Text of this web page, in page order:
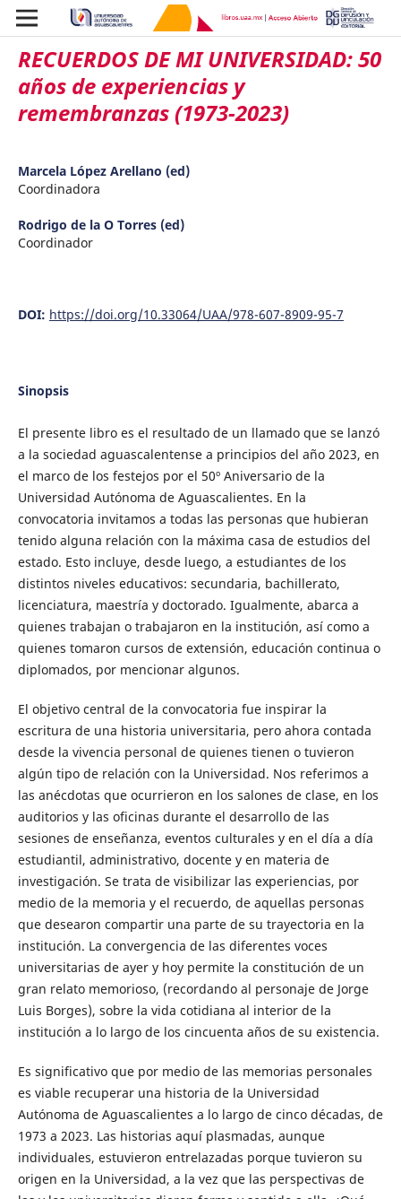
RECUERDOS DE MI UNIVERSIDAD: 50
años de experiencias y
remembranzas (1973-2023)
Marcela López Arellano (ed)
Coordinadora
Rodrigo de la O Torres (ed)
Coordinador
DOI: https://doi.org/10.33064/UAA/978-607-8909-95-7
Sinopsis
El presente libro es el resultado de un llamado que se lanzó
a la sociedad aguascalentense a principios del año 2023, en
el marco de los festejos por el 50º Aniversario de la
Universidad Autónoma de Aguascalientes. En la
convocatoria invitamos a todas las personas que hubieran
tenido alguna relación con la máxima casa de estudios del
estado. Esto incluye, desde luego, a estudiantes de los
distintos niveles educativos: secundaria, bachillerato,
licenciatura, maestría y doctorado. Igualmente, abarca a
quienes trabajan o trabajaron en la institución, así como a
quienes tomaron cursos de extensión, educación continua o
diplomados, por mencionar algunos.
El objetivo central de la convocatoria fue inspirar la
escritura de una historia universitaria, pero ahora contada
desde la vivencia personal de quienes tienen o tuvieron
algún tipo de relación con la Universidad. Nos referimos a
las anécdotas que ocurrieron en los salones de clase, en los
auditorios y las oficinas durante el desarrollo de las
sesiones de enseñanza, eventos culturales y en el día a día
estudiantil, administrativo, docente y en materia de
investigación. Se trata de visibilizar las experiencias, por
medio de la memoria y el recuerdo, de aquellas personas
que desearon compartir una parte de su trayectoria en la
institución. La convergencia de las diferentes voces
universitarias de ayer y hoy permite la constitución de un
gran relato memorioso, (recordando al personaje de Jorge
Luis Borges), sobre la vida cotidiana al interior de la
institución a lo largo de los cincuenta años de su existencia.
Es significativo que por medio de las memorias personales
es viable recuperar una historia de la Universidad
Autónoma de Aguascalientes a lo largo de cinco décadas, de
1973 a 2023. Las historias aquí plasmadas, aunque
individuales, estuvieron entrelazadas porque tuvieron su
origen en la Universidad, a la vez que las perspectivas de